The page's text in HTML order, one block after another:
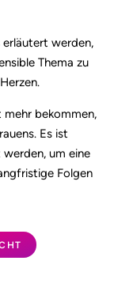
erläutert werden,
Thema zu
bekommen,
Es ist
um eine
Folgen